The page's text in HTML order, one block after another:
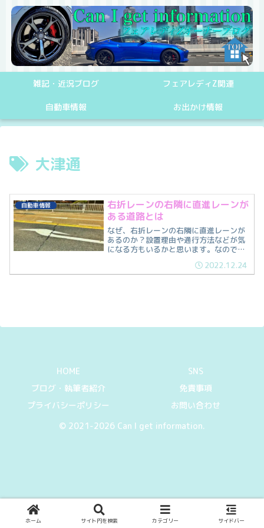
雑記・近況ブログ フェアレディZ関連
自動車情報 お出かけ情報
大津通
自動車情報
右折レーンの右隣に直進レーンが
ある道路とは
なぜ、右折レーンの右隣に直進レーンが
あるのか？設置理由や通行方法などが気
になる方もいるかと思います。なので今
ある道路の正体を紹介していきます。
2022.12.24
HOME
SNS
ブログ・執筆者紹介
免責事項
プライバシーポリシー
お問い合わせ
© 2021-2026 Can I get information.
ホーム サイト内を検索 カテゴリー サイドバー